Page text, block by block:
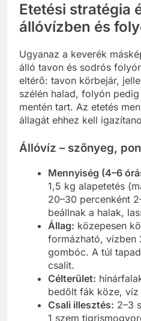
Etetési stratégia
állóvízben és
Ugyanaz a keverék
álló tavon és sodrós
eltérő: tavon körbejár,
szélén halad, folyón
mentén tart. Az etetés
állagát ehhez kell
Állóvíz – szőnyeg,
Mennyiség (4–6
1,5 kg alapetetés
20–30 percenként
beállnak a halak,
Állag: közepesen
formázható, vízben
gombóc. A túl
csalit.
Célterület:
bedőlt fák köze, víz
Csali illesztés: 2–3
1 szem